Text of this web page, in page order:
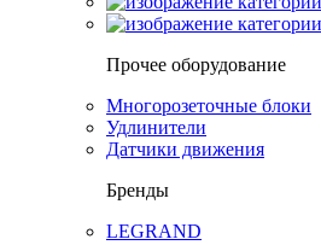
Прочее оборудование
Многорозеточные блоки
Удлинители
Датчики движения
Бренды
LEGRAND